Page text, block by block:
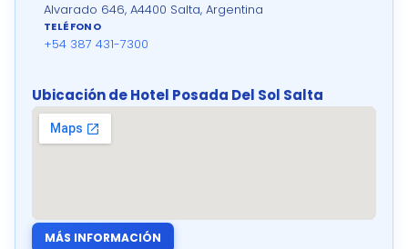
Alvarado 646, A4400 Salta, Argentina
TELÉFONO
+54 387 431-7300
Ubicación de Hotel Posada Del Sol Salta
MÁS INFORMACIÓN